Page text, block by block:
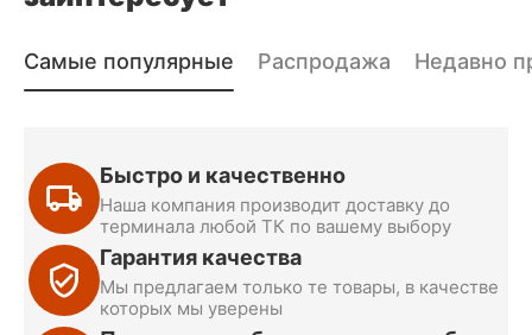
Самые популярные Распродажа Недавно
Быстро и качественно
Наша компания производит доставку до
терминала любой ТК по вашему выбору
Гарантия качества
Мы предлагаем только те товары, в качестве
которых мы уверены